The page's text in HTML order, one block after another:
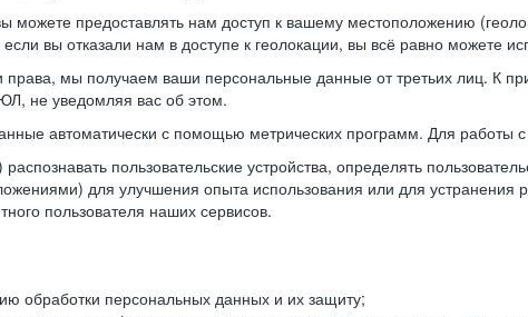
предоставлять нам доступ к вашему местоположению
вы отказали нам в доступе к геолокации, вы всё равно можете
мы получаем ваши персональные данные от третьих лиц. К
не уведомляя вас об этом.
автоматически с помощью метрических программ. Для
пользовательские устройства, определять
для улучшения опыта использования или для
пользователя наших сервисов.
обработки персональных данных и их защиту;